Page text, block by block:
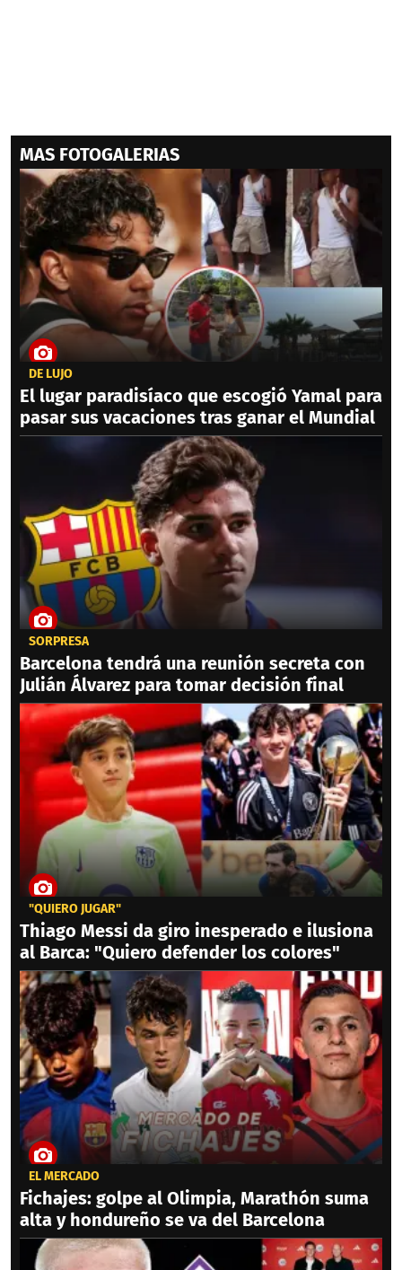
MAS FOTOGALERIAS
DE LUJO
El lugar paradisíaco que escogió Yamal para
pasar sus vacaciones tras ganar el Mundial
SORPRESA
Barcelona tendrá una reunión secreta con
Julián Álvarez para tomar decisión final
"QUIERO JUGAR"
Thiago Messi da giro inesperado e ilusiona
al Barca: "Quiero defender los colores"
EL MERCADO
Fichajes: golpe al Olimpia, Marathón suma
alta y hondureño se va del Barcelona